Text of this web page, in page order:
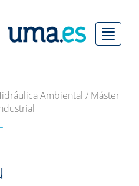
Menú
Ambiental / Máster